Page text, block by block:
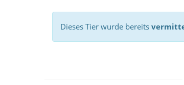
Dieses Tier wurde bereits